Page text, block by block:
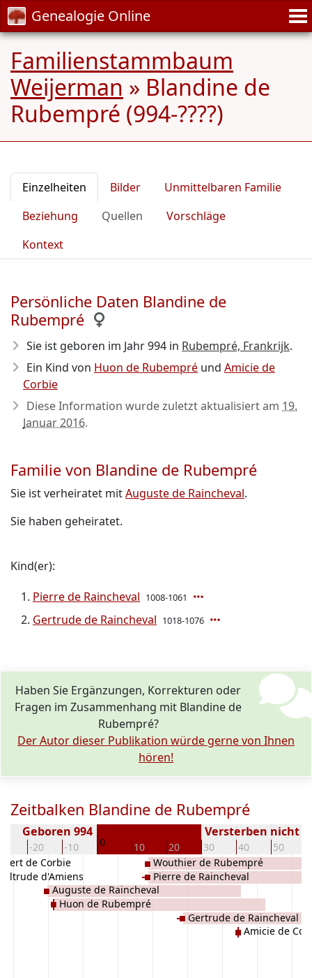
Genealogie Online
Familienstammbaum
Weijerman » Blandine de
Rubempré (994-????)
Einzelheiten Bilder
Unmittelbaren Familie
Beziehung
Quellen
Vorschläge
Kontext
Persönliche Daten Blandine de
Rubempré
Sie ist geboren im Jahr 994 in Rubempré, Frankrijk.
Ein Kind von Huon de Rubempré und Amicie de
Corbie
Diese Information wurde zuletzt aktualisiert am 19.
Januar 2016.
Familie von Blandine de Rubempré
Sie ist verheiratet mitAuguste de Raincheval.
Sie haben geheiratet.
Kind(er):
Pierre de Raincheval 1008-1061
Gertrude de Raincheval 1018-1076
Haben Sie Ergänzungen, Korrekturen oder
Fragen im Zusammenhang mit Blandine de
Rubempré?
Der Autor dieser Publikation würde gerne von Ihnen
hören!
Zeitbalken Blandine de Rubempré
-20 -10 0 10 20 30 40 50
Geboren 994 Versterben nicht
de Corbie
Hiltrude d'Amiens
Auguste de Raincheval
Huon de Rubempré
Wouthier de Rubempré
Pierre de Raincheval
Gertrude de Raincheval
Amicie de